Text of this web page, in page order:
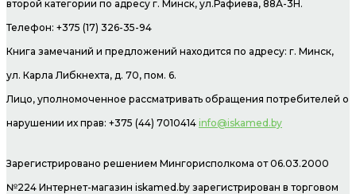
второй категории по адресу г. Минск, ул.Рафиева, 88А-3Н.
Телефон: +375 (17) 326-35-94
Книга замечаний и предложений находится по адресу: г. Минск,
ул. Карла Либкнехта, д. 70, пом. 6.
Лицо, уполномоченное рассматривать обращения потребителей о
нарушении их прав: +375 (44) 7010414 info@iskamed.by
Зарегистрировано решением Мингорисполкома от 06.03.2000
№224 Интернет-магазин iskamed.by зарегистрирован в торговом